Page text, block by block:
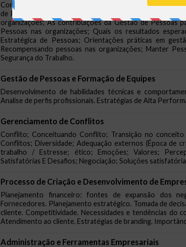
Conhecendo a Gestão de Pessoas; Gestão de Pessoas
de Pessoas; Afinal, o que é Gestão de Pessoas?; A
organizações; As contribuições da Gestão de Pessoas
Pessoas nas organizações; Quais os resultados
Estratégica de Pessoas; Orientações práticas em
Recompensando pessoas nas organizações; Manter
Segurança do Trabalho.
Gestão de Pessoas e Formação de Equipes
Desenvolvimento de habilidades técnicas e
Analise de perfis profissionais. Estratégias de Alta
Gerenciamento de Conflitos
Conflito; Conceituando Conflito; Transição no
Conflitos; Diversidade; Adequação externos (Época de
trabalho / Estresse; ético; Emoções; Valores;
Satisfatórias E Desafios; Negociação; Soluções
Processo de Criação e Desenvolvimento de
Planejamento financeiro: fontes de expansão dos
Fornecedores. Planejamento estratégico. Tomada de
cliente. Competitividade. Necessidades e tendências do
Atendimento ao cliente. Estratégias de branding.
Administração e Ferramentas Empresariais